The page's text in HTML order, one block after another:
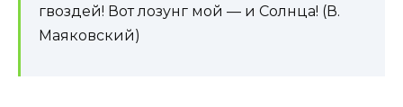
гвоздей! Вот лозунг мой — и Солнца! (В.
Маяковский)